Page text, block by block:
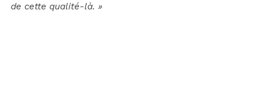
de cette qualité-là. »